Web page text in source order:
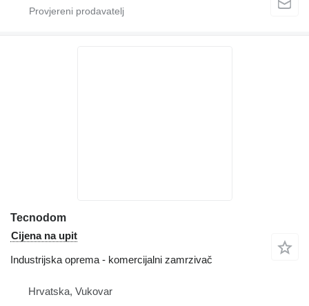
Tecnodom
Cijena na upit
Industrijska oprema - komercijalni zamrzivač
Hrvatska, Vukovar